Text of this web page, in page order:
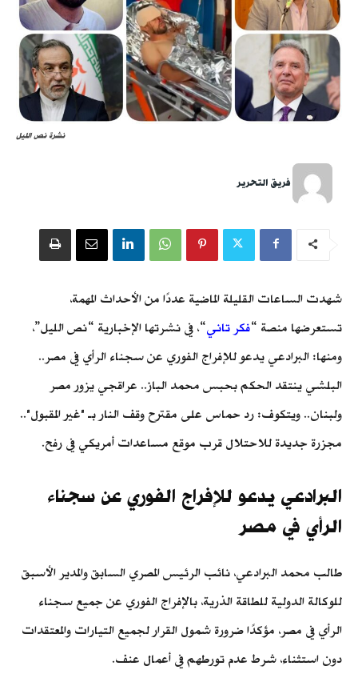
نشرة نص الليل
فريق التحرير
شهدت الساعات القليلة الماضية عددًا من الأحداث المهمة،
تستعرضها منصة “فكر تاني“، في نشرتها الإخبارية “نص الليل”،
ومنها: البرادعي يدعو للإفراج الفوري عن سجناء الرأي في مصر..
البلشي ينتقد الحكم بحبس محمد الباز.. عراقجي يزور مصر
ولبنان.. ويتكوف: رد حماس على مقترح وقف النار بـ "غير المقبول"..
مجزرة جديدة للاحتلال قرب موقع مساعدات أمريكي في رفح.
البرادعي يدعو للإفراج الفوري عن سجناء
الرأي في مصر
طالب محمد البرادعي، نائب الرئيس المصري السابق والمدير الأسبق
للوكالة الدولية للطاقة الذرية، بالإفراج الفوري عن جميع سجناء
الرأي في مصر، مؤكدًا ضرورة شمول القرار لجميع التيارات والمعتقدات
دون استثناء، شرط عدم تورطهم في أعمال عنف.